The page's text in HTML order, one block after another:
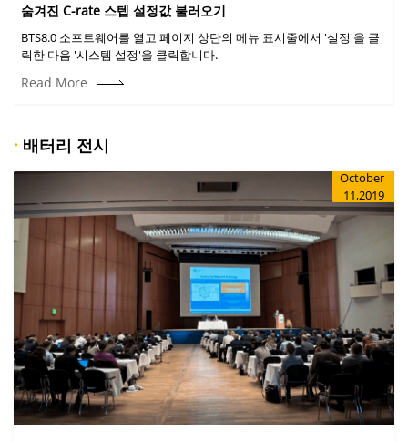
숨겨진 C-rate 스텝 설정값 불러오기
BTS8.0 소프트웨어를 열고 페이지 상단의 메뉴 표시줄에서 '설정'을 클
릭한 다음 '시스템 설정'을 클릭합니다.
Read More
· 배터리 전시
October
11,2019